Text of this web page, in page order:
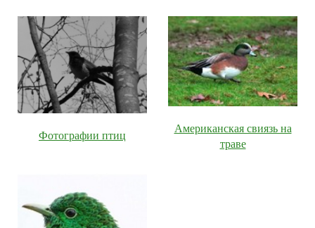
Фотографии птиц
Американская свиязь на
траве